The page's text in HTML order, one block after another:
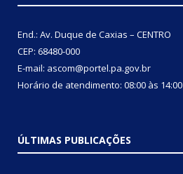
End.: Av. Duque de Caxias – CENTRO
CEP: 68480-000
E-mail: ascom@portel.pa.gov.br
Horário de atendimento: 08:00 às 14:00
ÚLTIMAS PUBLICAÇÕES